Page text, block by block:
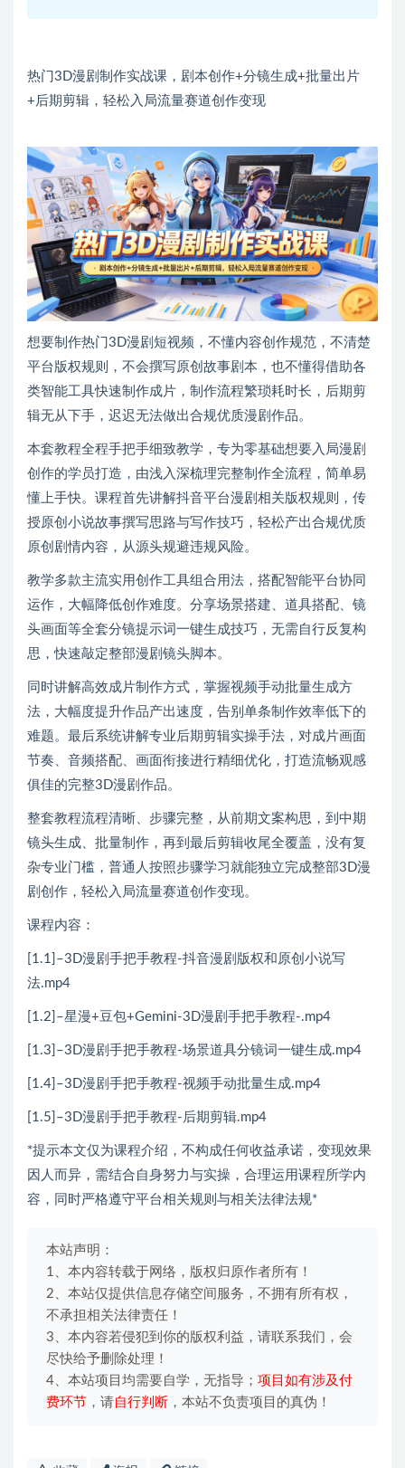
热门3D漫剧制作实战课，剧本创作+分镜生成+批量出片
+后期剪辑，轻松入局流量赛道创作变现
想要制作热门3D漫剧短视频，不懂内容创作规范，不清楚
平台版权规则，不会撰写原创故事剧本，也不懂得借助各
类智能工具快速制作成片，制作流程繁琐耗时长，后期剪
辑无从下手，迟迟无法做出合规优质漫剧作品。
本套教程全程手把手细致教学，专为零基础想要入局漫剧
创作的学员打造，由浅入深梳理完整制作全流程，简单易
懂上手快。课程首先讲解抖音平台漫剧相关版权规则，传
授原创小说故事撰写思路与写作技巧，轻松产出合规优质
原创剧情内容，从源头规避违规风险。
教学多款主流实用创作工具组合用法，搭配智能平台协同
运作，大幅降低创作难度。分享场景搭建、道具搭配、镜
头画面等全套分镜提示词一键生成技巧，无需自行反复构
思，快速敲定整部漫剧镜头脚本。
同时讲解高效成片制作方式，掌握视频手动批量生成方
法，大幅度提升作品产出速度，告别单条制作效率低下的
难题。最后系统讲解专业后期剪辑实操手法，对成片画面
节奏、音频搭配、画面衔接进行精细优化，打造流畅观感
俱佳的完整3D漫剧作品。
整套教程流程清晰、步骤完整，从前期文案构思，到中期
镜头生成、批量制作，再到最后剪辑收尾全覆盖，没有复
杂专业门槛，普通人按照步骤学习就能独立完成整部3D漫
剧创作，轻松入局流量赛道创作变现。
课程内容：
[1.1]–3D漫剧手把手教程-抖音漫剧版权和原创小说写
法.mp4
[1.2]–星漫+豆包+Gemini-3D漫剧手把手教程-.mp4
[1.3]–3D漫剧手把手教程-场景道具分镜词一键生成.mp4
[1.4]–3D漫剧手把手教程-视频手动批量生成.mp4
[1.5]–3D漫剧手把手教程-后期剪辑.mp4
*提示本文仅为课程介绍，不构成任何收益承诺，变现效果
因人而异，需结合自身努力与实操，合理运用课程所学内
容，同时严格遵守平台相关规则与相关法律法规*
本站声明：
1、本内容转载于网络，版权归原作者所有！
2、本站仅提供信息存储空间服务，不拥有所有权，
不承担相关法律责任！
3、本内容若侵犯到你的版权利益，请联系我们，会
尽快给予删除处理！
4、本站项目均需要自学，无指导； 项目如有涉及付
费环节 ，请自行判断 ，本站不负责项目的真伪！